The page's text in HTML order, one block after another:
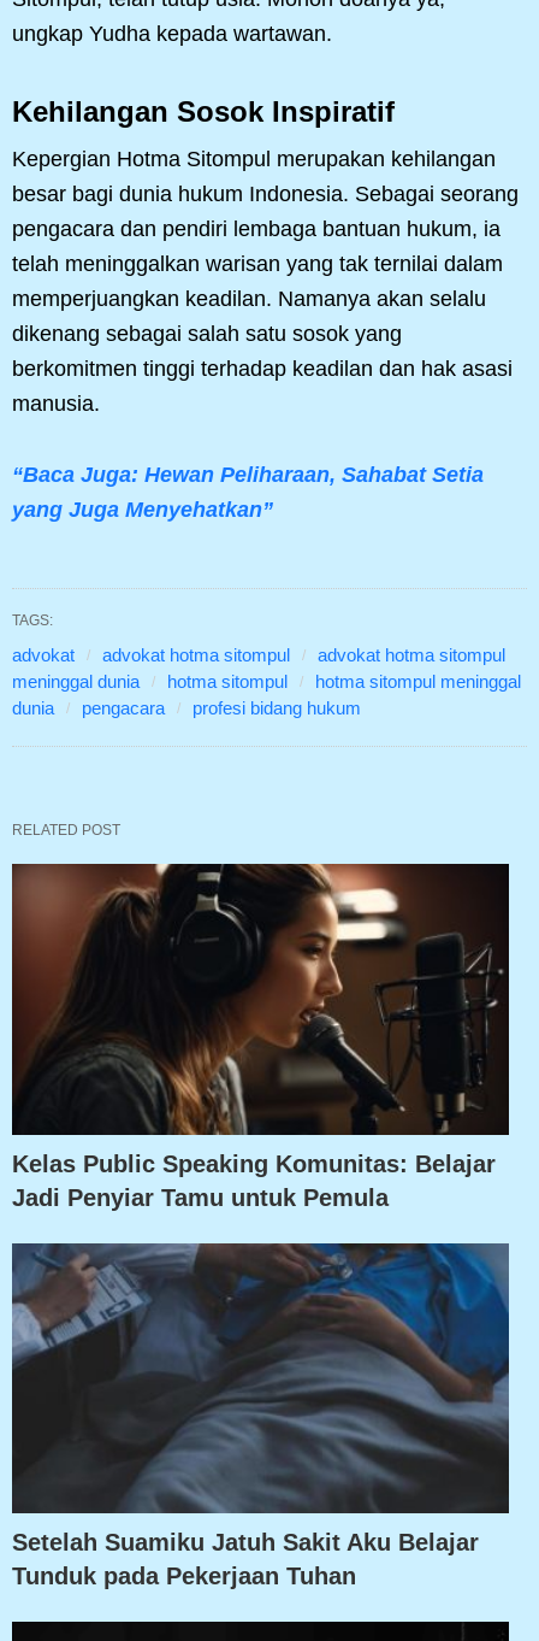
ungkap Yudha kepada wartawan.
Kehilangan Sosok Inspiratif
Kepergian Hotma Sitompul merupakan kehilangan
besar bagi dunia hukum Indonesia. Sebagai seorang
pengacara dan pendiri lembaga bantuan hukum, ia
telah meninggalkan warisan yang tak ternilai dalam
memperjuangkan keadilan. Namanya akan selalu
dikenang sebagai salah satu sosok yang
berkomitmen tinggi terhadap keadilan dan hak asasi
manusia.
“Baca Juga: Hewan Peliharaan, Sahabat Setia
yang Juga Menyehatkan”
TAGS:
advokat advokat hotma sitompul
advokat hotma sitompul
meninggal dunia
hotma sitompul
hotma sitompul meninggal
dunia
pengacara profesi bidang hukum
RELATED POST
Kelas Public Speaking Komunitas: Belajar
Jadi Penyiar Tamu untuk Pemula
Setelah Suamiku Jatuh Sakit Aku Belajar
Tunduk pada Pekerjaan Tuhan